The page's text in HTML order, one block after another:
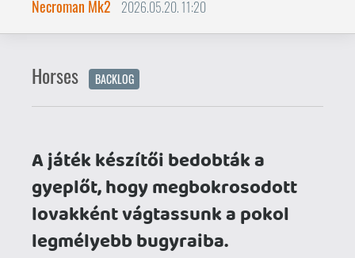
Leginkább azzal került be a hírekbe, hogy
megtagadta az árusítását.
ennyire finnyásak, így az érdeklődők
szerencsére DRM mentes verzióban meg
tudták venni. Nem ennyire szerencsés
Anselmo, a játék fiatal főhőse, aki egy
isten háta mögötti tanyán kapott
munkát. A helyről azonban nagyon